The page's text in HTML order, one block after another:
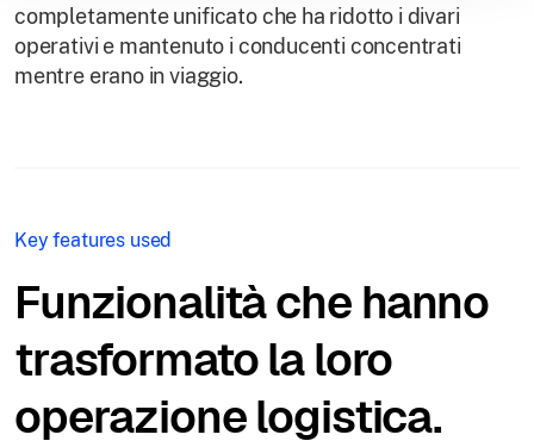
completamente unificato che ha ridotto i divari
operativi e mantenuto i conducenti concentrati
mentre erano in viaggio.
Key features used
Funzionalità che hanno
trasformato la loro
operazione logistica.